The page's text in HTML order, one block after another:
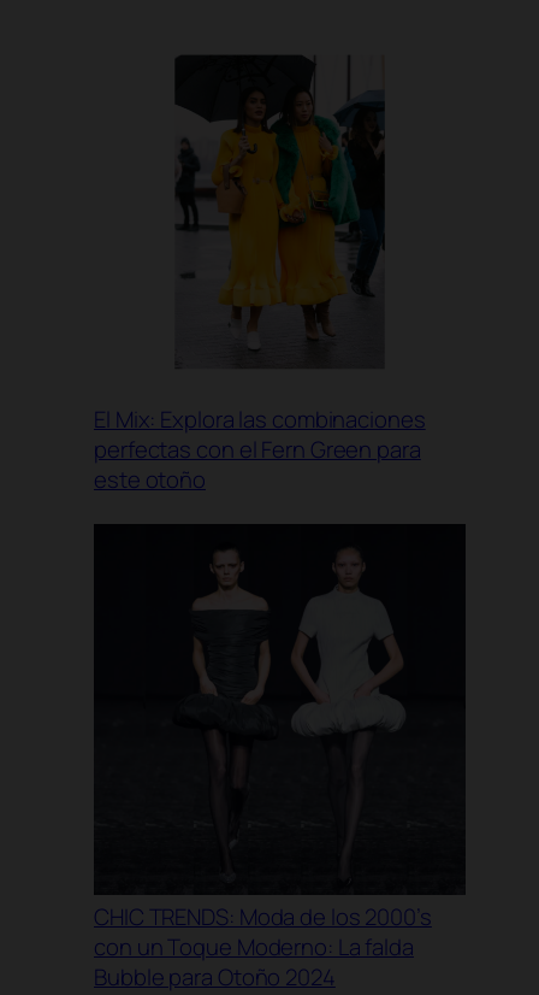
El Mix: Explora las combinaciones
perfectas con el Fern Green para
este otoño
CHIC TRENDS: Moda de los 2000’s
con un Toque Moderno: La falda
Bubble para Otoño 2024